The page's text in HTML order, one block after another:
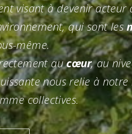
visant à devenir acteur
qui sont les
même.
aucœur, au
nous relie à notre
collectives.